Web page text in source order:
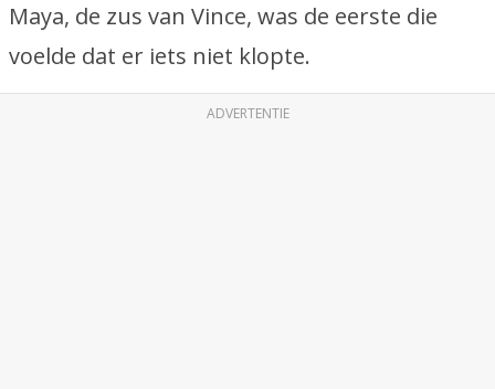
Maya, de zus van Vince, was de eerste die
voelde dat er iets niet klopte.
ADVERTENTIE